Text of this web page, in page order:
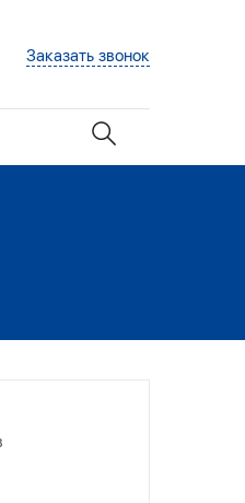
Заказать звонок